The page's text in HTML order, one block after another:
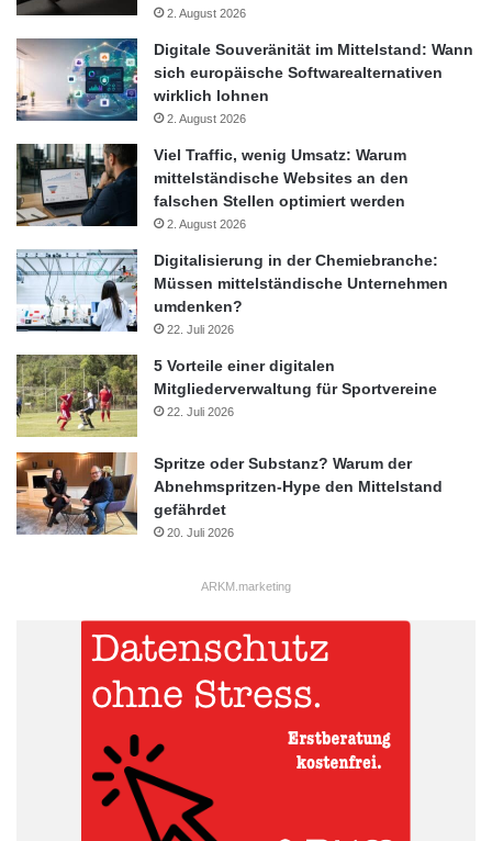
2. August 2026
Digitale Souveränität im Mittelstand: Wann
sich europäische Softwarealternativen
wirklich lohnen
2. August 2026
Viel Traffic, wenig Umsatz: Warum
mittelständische Websites an den
falschen Stellen optimiert werden
2. August 2026
Digitalisierung in der Chemiebranche:
Müssen mittelständische Unternehmen
umdenken?
22. Juli 2026
5 Vorteile einer digitalen
Mitgliederverwaltung für Sportvereine
22. Juli 2026
Spritze oder Substanz? Warum der
Abnehmspritzen-Hype den Mittelstand
gefährdet
20. Juli 2026
ARKM.marketing